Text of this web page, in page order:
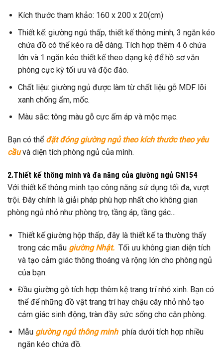
Kích thước tham khảo: 160 x 200 x 20(cm)
Thiết kế: giường ngủ thấp, thiết kế thông minh, 3 ngăn kéo
chứa đồ có thể kéo ra dễ dàng. Tích hợp thêm 4 ô chứa
lớn và 1 ngăn kéo thiết kế theo dạng kệ để hồ sơ văn
phòng cực kỳ tối ưu và độc đáo.
Chất liệu: giường ngủ được làm từ chất liệu gỗ MDF lõi
xanh chống ẩm, mốc.
Màu sắc: tông màu gỗ cực ấm áp và mộc mạc.
Bạn có thểđặt đóng giường ngủ theo kích thước theo yêu
cầuvà diện tích phòng ngủ của mình.
2.Thiết kế thông minh và đa năng của giường ngủ GN154
Với thiết kế thông minh tạo công năng sử dụng tối đa, vượt
trội. Đây chính là giải pháp phù hợp nhất cho không gian
phòng ngủ nhỏ như phòng trọ, tầng áp, tầng gác…
Thiết kế giường hộp thấp, đây là thiết kế ta thường thấy
trong các mẫu giường Nhật. Tối ưu không gian diện tích
và tạo cảm giác thông thoáng và rộng lớn cho phòng ngủ
của bạn.
Đầu giường gỗ tích hợp thêm kệ trang trí nhỏ xinh. Bạn có
thể để những đồ vật trang trí hay chậu cây nhỏ nhỏ tạo
cảm giác sinh động, tràn đầy sức sống cho căn phòng.
Mẫu giường ngủ thông minh phía dưới tích hợp nhiều
ngăn kéo chứa đồ.